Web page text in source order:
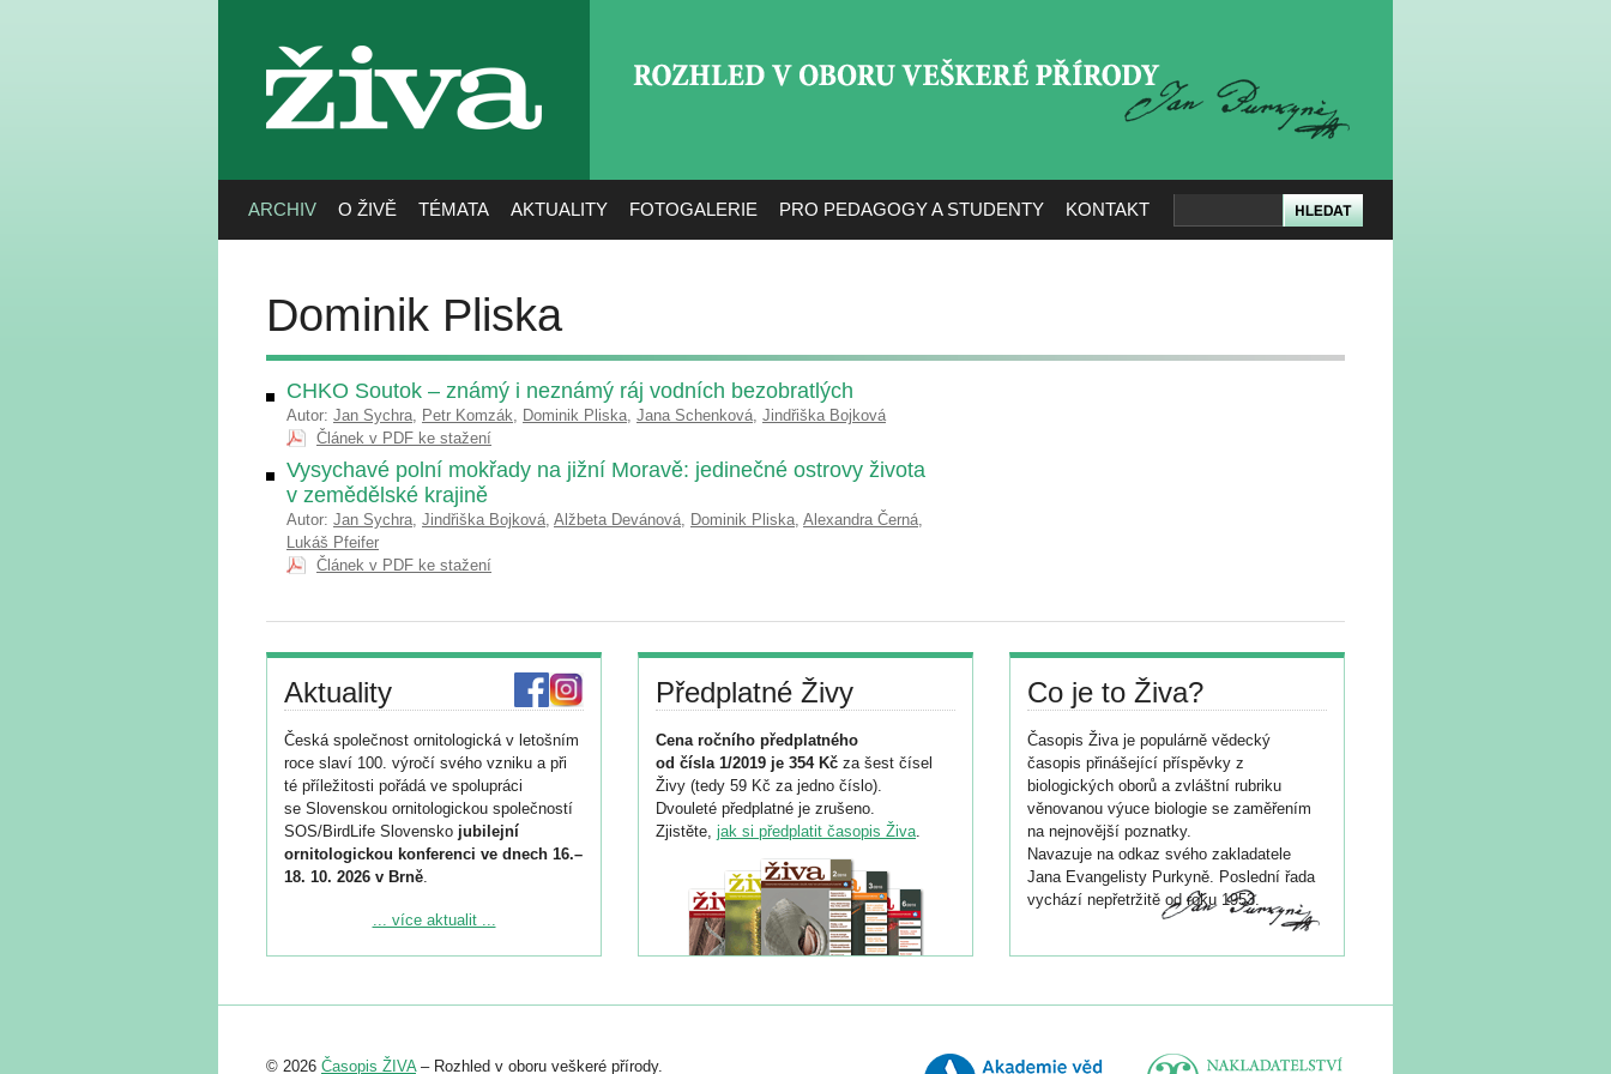
živa
ARCHIV O ŽIVĚ TÉMATA AKTUALITY FOTOGALERIE PRO PEDAGOGY A STUDENTY KONTAKT
Dominik Pliska
CHKO Soutok – známý i neznámý ráj vodních bezobratlých
Autor: Jan Sychra, Petr Komzák, Dominik Pliska, Jana Schenková, Jindřiška Bojková
Článek v PDF ke stažení
Vysychavé polní mokřady na jižní Moravě: jedinečné ostrovy života
v zemědělské krajině
Autor: Jan Sychra, Jindřiška Bojková, Alžbeta Devánová, Dominik Pliska, Alexandra Černá,
Lukáš Pfeifer
Článek v PDF ke stažení
Aktuality
Česká společnost ornitologická v letošním
roce slaví 100. výročí svého vzniku a při
té příležitosti pořádá ve spolupráci
se Slovenskou ornitologickou společností
SOS/BirdLife Slovensko jubilejní
ornitologickou konferenci ve dnech 16.–
18. 10. 2026 v Brně.
Podrobnější informace ke konferenci
Registrovat se můžete do 6. září.
abstraktu přihlášené přednášky nebo
... více aktualit ...
Předplatné Živy
Cena ročního předplatného
od čísla 1/2019 je 354 Kč za šest čísel
Živy (tedy 59 Kč za jedno číslo).
Dvouleté předplatné je zrušeno.
Zjistěte, jak si předplatit časopis Živa.
Co je to Živa?
Časopis Živa je populárně vědecký
časopis přinášející příspěvky z
biologických oborů a zvláštní rubriku
věnovanou výuce biologie se zaměřením
na nejnovější poznatky.
Navazuje na odkaz svého zakladatele
Jana Evangelisty Purkyně. Poslední řada
vychází nepřetržitě od roku 1953.
© 2026 Časopis ŽIVA– Rozhled v oboru veškeré přírody.